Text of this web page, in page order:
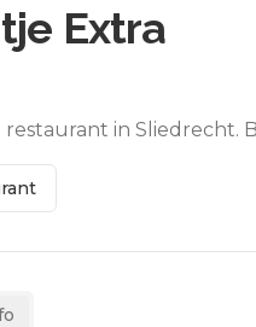
Extra
in Sliedrecht.